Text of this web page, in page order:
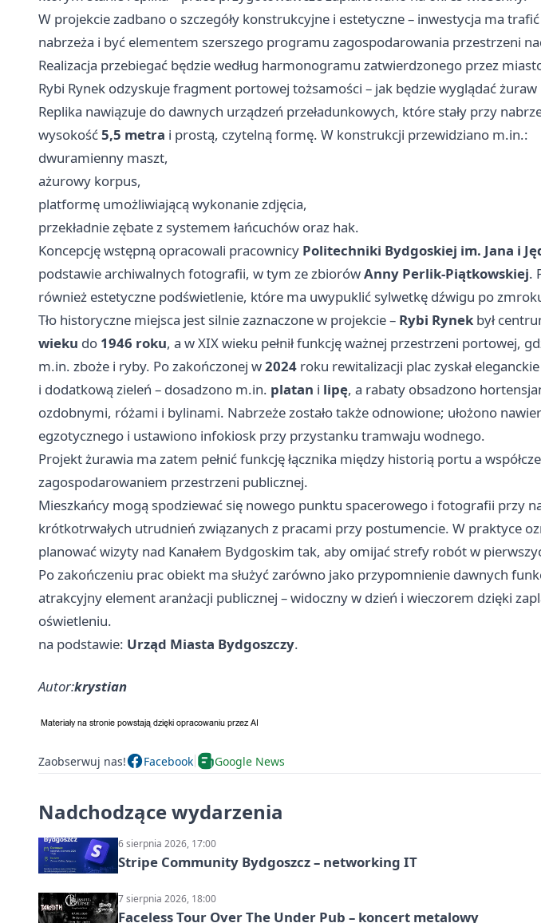
W projekcie zadbano o szczegóły konstrukcyjne i estetyczne – inwestycja ma
nabrzeża i być elementem szerszego programu zagospodarowania przestrzeni
Realizacja przebiegać będzie według harmonogramu zatwierdzonego przez
Rybi Rynek odzyskuje fragment portowej tożsamości – jak będzie wyglądać żuraw
Replika nawiązuje do dawnych urządzeń przeładunkowych, które stały przy
wysokość5,5 metra i prostą, czytelną formę. W konstrukcji przewidziano m.in.:
dwuramienny maszt,
ażurowy korpus,
platformę umożliwiającą wykonanie zdjęcia,
przekładnie zębate z systemem łańcuchów oraz hak.
Koncepcję wstępną opracowali pracownicy Politechniki Bydgoskiej im. Jana i
podstawie archiwalnych fotografii, w tym ze zbiorówAnny Perlik-Piątkowskiej.
również estetyczne podświetlenie, które ma uwypuklić sylwetkę dźwigu po
Tło historyczne miejsca jest silnie zaznaczone w projekcie – Rybi Rynek był
wieku do 1946 roku, a w XIX wieku pełnił funkcję ważnej przestrzeni portowej,
m.in. zboże i ryby. Po zakończonej w2024 roku rewitalizacji plac zyskał
i dodatkową zieleń – dosadzono m.in. platan i lipę, a rabaty obsadzono
ozdobnymi, różami i bylinami. Nabrzeże zostało także odnowione; ułożono
egzotycznego i ustawiono infokiosk przy przystanku tramwaju wodnego.
Projekt żurawia ma zatem pełnić funkcję łącznika między historią portu a
zagospodarowaniem przestrzeni publicznej.
Mieszkańcy mogą spodziewać się nowego punktu spacerowego i fotografii przy
krótkotrwałych utrudnień związanych z pracami przy postumencie. W praktyce
planować wizyty nad Kanałem Bydgoskim tak, aby omijać strefy robót w
Po zakończeniu prac obiekt ma służyć zarówno jako przypomnienie dawnych
atrakcyjny element aranżacji publicznej – widoczny w dzień i wieczorem dzięki
oświetleniu.
na podstawie: Urząd Miasta Bydgoszczy.
Autor:krystian
Zaobserwuj nas! Facebook Google News
Nadchodzące wydarzenia
6 sierpnia 2026, 17:00
Stripe Community Bydgoszcz – networking IT
7 sierpnia 2026, 18:00
Faceless Tour Over The Under Pub – koncert metalowy